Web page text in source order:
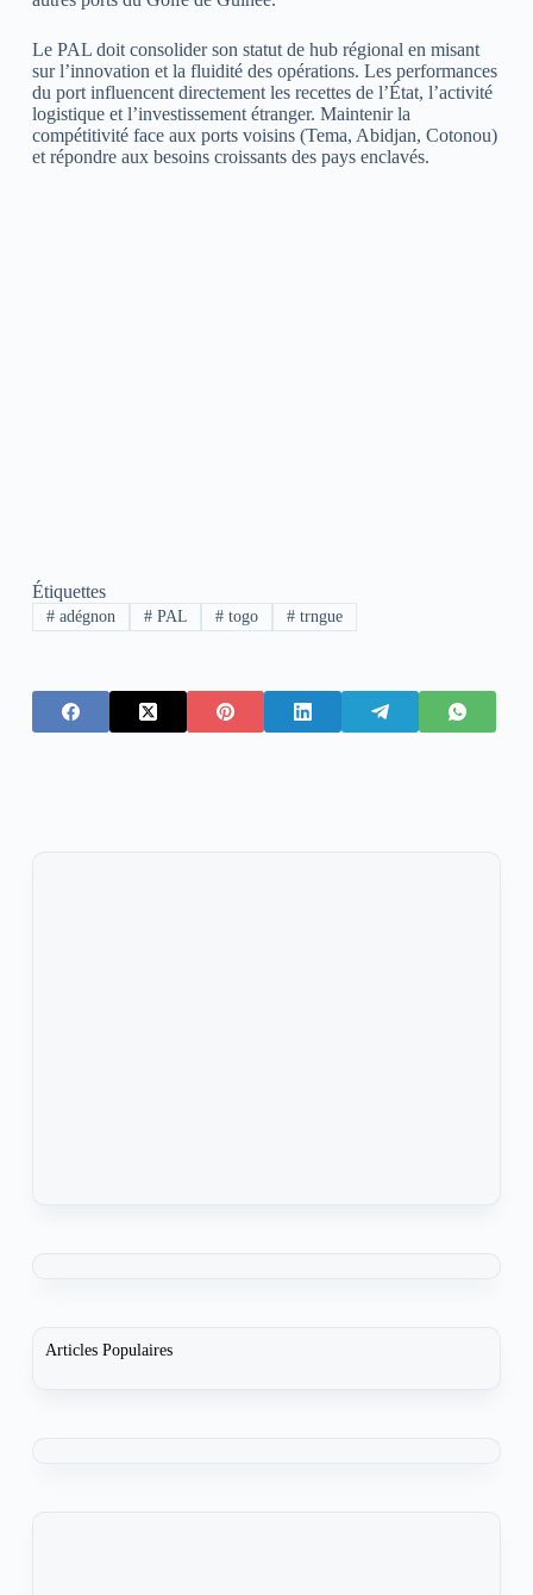
Le PAL doit consolider son statut de hub régional en misant
sur l’innovation et la fluidité des opérations. Les performances
du port influencent directement les recettes de l’État, l’activité
logistique et l’investissement étranger. Maintenir la
compétitivité face aux ports voisins (Tema, Abidjan, Cotonou)
et répondre aux besoins croissants des pays enclavés.
Étiquettes
#adégnon #PAL # togo # trngue
Articles Populaires